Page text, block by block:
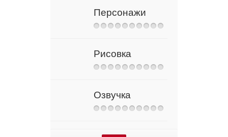
Персонажи
Рисовка
Озвучка